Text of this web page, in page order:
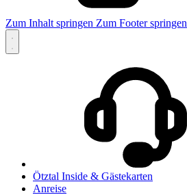
Zum Inhalt springen Zum Footer springen
Ötztal Inside & Gästekarten
Anreise